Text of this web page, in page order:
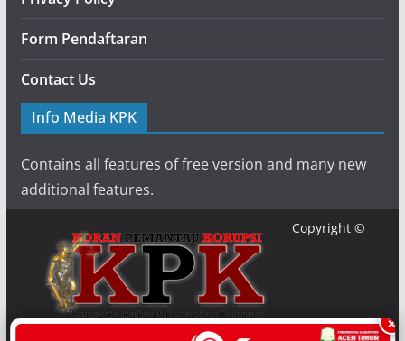
Form Pendaftaran
Contact Us
Info Media KPK
Contains all features of free version and many new
additional features.
Copyright ©
×